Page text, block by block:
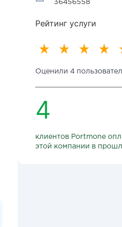
36456558
Рейтинг услуги
Оценили 4
4
клиентов Portmone
этой компании в